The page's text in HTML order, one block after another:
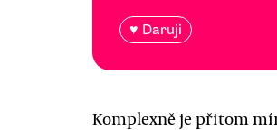
♥ Daruji
Komplexně je přitom